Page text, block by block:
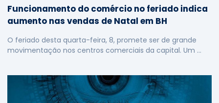
Funcionamento do comércio no feriado indica
aumento nas vendas de Natal em BH
O feriado desta quarta-feira, 8, promete ser de grande
movimentação nos centros comerciais da capital. Um …